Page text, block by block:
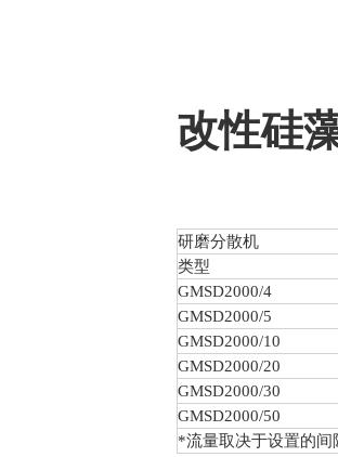
改性硅
研磨分散机
类型
GMSD2000/4
GMSD2000/5
GMSD2000/10
GMSD2000/20
GMSD2000/30
GMSD2000/50
*流量取决于设置的间